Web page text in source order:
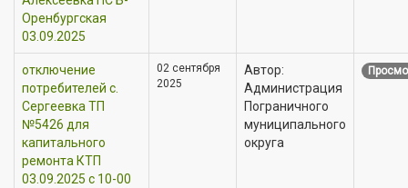
Оренбургская
03.09.2025
отключение
потребителей с.
Сергеевка ТП
№5426 для
капитального
ремонта КТП
03.09.2025 с 10-00
02 сентября
2025
Автор:
Администрация
Пограничного
муниципального
округа